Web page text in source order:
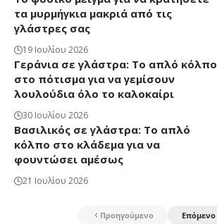
τα μυρμήγκια μακριά από τις
γλάστρες σας
19 Ιουλίου 2026
Γεράνια σε γλάστρα: Το απλό κόλπο
στο πότισμα για να γεμίσουν
λουλούδια όλο το καλοκαίρι
30 Ιουλίου 2026
Βασιλικός σε γλάστρα: Το απλό
κόλπο στο κλάδεμα για να
φουντώσει αμέσως
21 Ιουλίου 2026
Προηγούμενο Επόμενο